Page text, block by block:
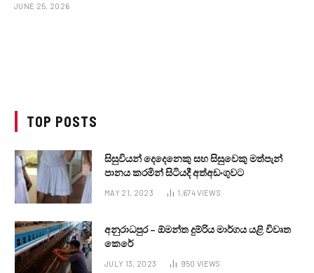
JUNE 25, 2026
TOP POSTS
සිසුවියන් දෙදෙනෙකු සහ සිසුවෙකු මත්පැන්
පානය කරමින් සිටියදී අත්අඩංගුවට
MAY 21, 2023 1,674VIEWS
අනුරාධපුර – ඕමන්ත දුම්රිය මාර්ගය යළි විවෘත
කෙරේ
JULY 13, 2023 950 VIEWS